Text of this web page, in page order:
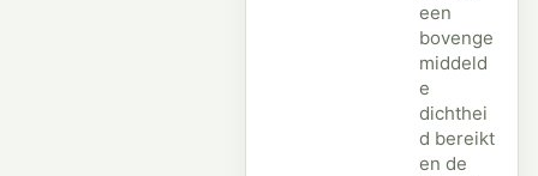
een
bovenge
middeld
e
dichthei
d bereikt
en de